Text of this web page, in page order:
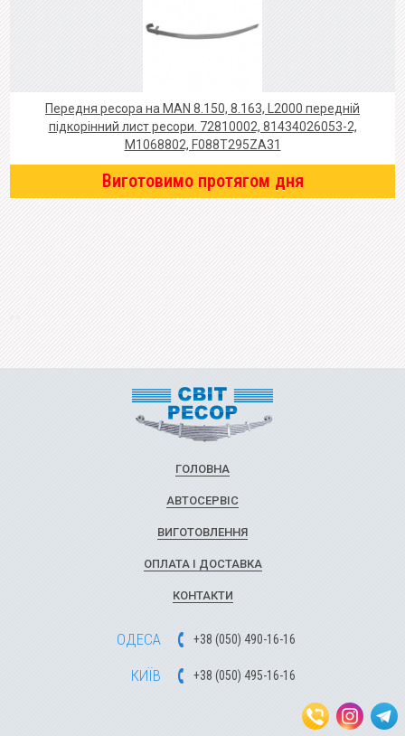
Передня ресора на MAN 8.150, 8.163, L2000 передній
підкорінний лист ресори. 72810002, 81434026053-2,
M1068802, F088T295ZA31
Виготовимо протягом дня
ГОЛОВНА
АВТОСЕРВІС
ВИГОТОВЛЕННЯ
ОПЛАТА І ДОСТАВКА
КОНТАКТИ
ОДЕСА +38 (050) 490-16-16
КИЇВ +38 (050) 495-16-16